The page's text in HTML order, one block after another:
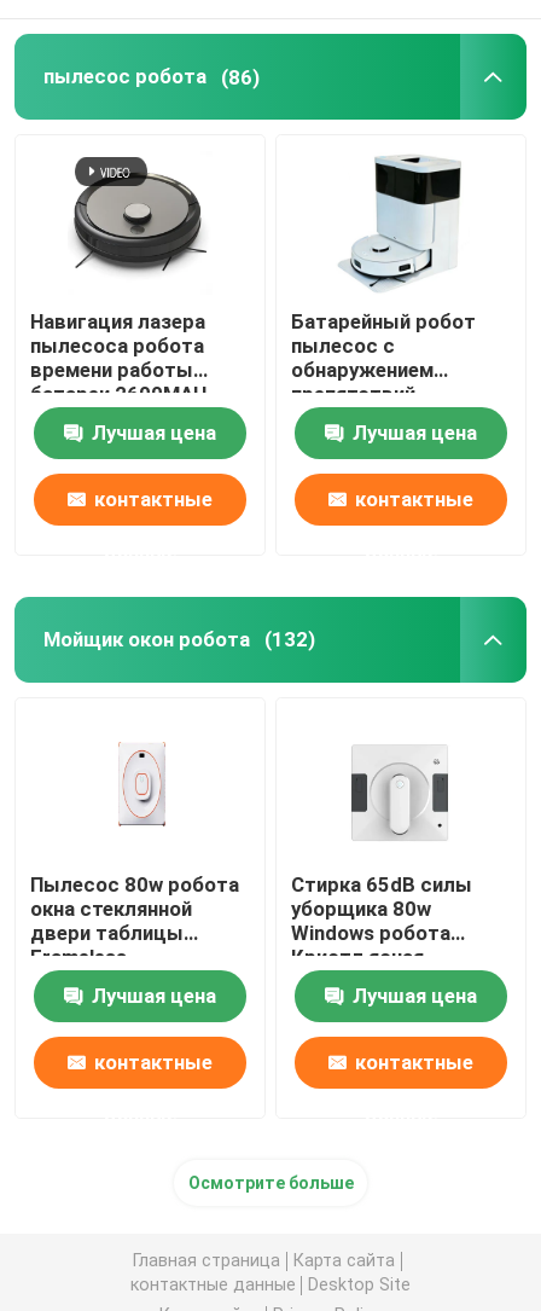
пылесос робота (86)
Навигация лазера
пылесоса робота
времени работы
батареи 2600MAH
длинная
Лучшая цена
контактные
Батарейный робот
пылесос с
обнаружением
препятствий
Лучшая цена
контактные
Мойщик окон робота (132)
Пылесос 80w робота
окна стеклянной
двери таблицы
Frameless
Лучшая цена
контактные
Стирка 65dB силы
уборщика 80w
Windows робота
Кристл ясная
Лучшая цена
контактные
Осмотрите больше
Главная страница
Карта сайта
контактные данные
Desktop Site